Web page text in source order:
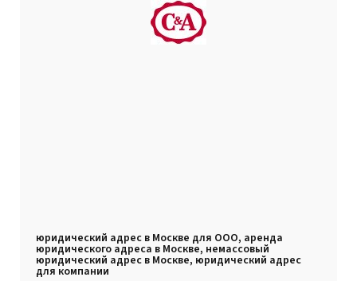
юридический адрес в Москве для ООО, аренда
юридического адреса в Москве, немассовый
юридический адрес в Москве, юридический адрес
для компании